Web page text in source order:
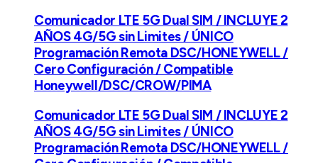
Comunicador LTE 5G Dual SIM / INCLUYE 2
AÑOS 4G/5G sin Limites / ÚNICO
Programación Remota DSC/HONEYWELL /
Cero Configuración / Compatible
Honeywell/DSC/CROW/PIMA
Comunicador LTE 5G Dual SIM / INCLUYE 2
AÑOS 4G/5G sin Limites / ÚNICO
Programación Remota DSC/HONEYWELL /